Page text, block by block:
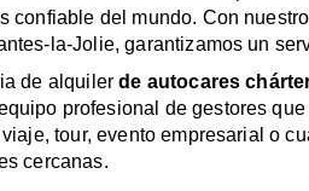
confiable del mundo. Con
la-Jolie, garantizamos un
de alquilerde autocares
profesional de gestores
tour, evento empresarial o
cercanas.